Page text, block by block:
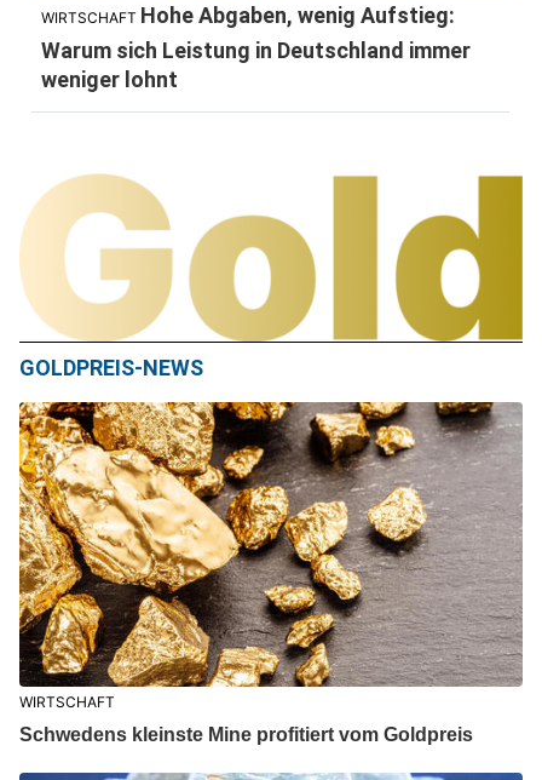
WIRTSCHAFT Hohe Abgaben, wenig Aufstieg:
Warum sich Leistung in Deutschland immer
weniger lohnt
GOLDPREIS-NEWS
WIRTSCHAFT
Schwedens kleinste Mine profitiert vom Goldpreis